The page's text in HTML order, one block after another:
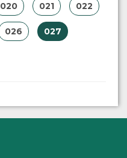
020 021 022
026 027